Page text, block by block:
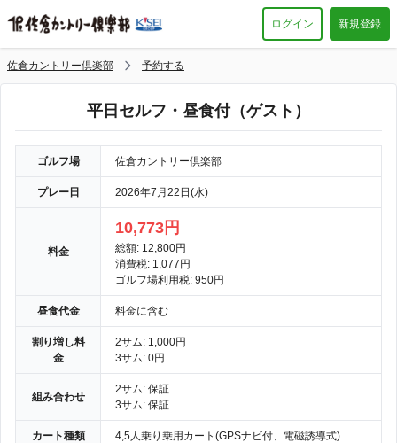
ログイン 新規登録
佐倉カントリー倶楽部 予約する
平日セルフ・昼食付（ゲスト）
ゴルフ場 佐倉カントリー倶楽部
プレー日 2026年7月22日(水)
料金
10,773円
総額: 12,800円
消費税: 1,077円
ゴルフ場利用税: 950円
昼食代金 料金に含む
割り増し料
金
2サム: 1,000円
3サム: 0円
組み合わせ
2サム: 保証
3サム: 保証
カート種類 4,5人乗り乗用カート(GPSナビ付、電磁誘導式)